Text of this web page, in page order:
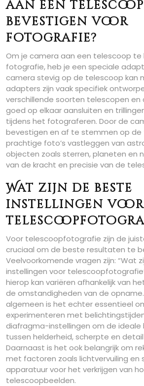
aan een telescoop
bevestigen voor
fotografie?
Om je camera aan een telescoop
fotografie, heb je een speciale
camera stevig op de telescoop kan
adapters zijn vaak specifiek
verschillende soorten telescopen en
goed op elkaar aansluiten en
tijdens het fotograferen. Door de
bevestigen en af te stemmen op de
prachtige foto’s vastleggen van
objecten zoals sterren, planeten en
van de kracht en precisie van de
Wat zijn de beste
instellingen voor
Voor telescoopfotografie zijn de
cruciaal om de beste resultaten te
Veelvoorkomende vragen zijn: “Wat
instellingen voor
hierop kan variëren afhankelijk van
de omstandigheden van de
algemeen is het echter essentieel
experimenteren met
diafragma-instellingen om de ideale
tussen helderheid, scherpte en detail
Daarnaast is het ook belangrijk om
met factoren zoals lichtvervuiling en
apparatuur voor het verkrijgen van
telescoopbeelden.